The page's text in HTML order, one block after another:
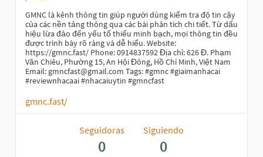
Denunciar
GMNC là kênh thông tin giúp người dùng kiểm tra độ tin cậy
của các nền tảng thông qua các bài phân tích chi tiết. Từ dấu
hiệu lừa đảo đến yếu tố thiếu minh bạch, mọi thông tin đều
được trình bày rõ ràng và dễ hiểu. Website:
https://gmnc.fast/ Phone: 0914837592 Địa chỉ: 626 Đ. Phạm
Văn Chiêu, Phường 15, An Hội Đông, Hồ Chí Minh, Việt Nam
Email: gmncfast@gmail.com Tags: #gmnc #giaimanhacai
#reviewnhacaai #nhacaiuytin #gmncfast
gmnc.fast/
Seguidoras
0
Siguiendo
0